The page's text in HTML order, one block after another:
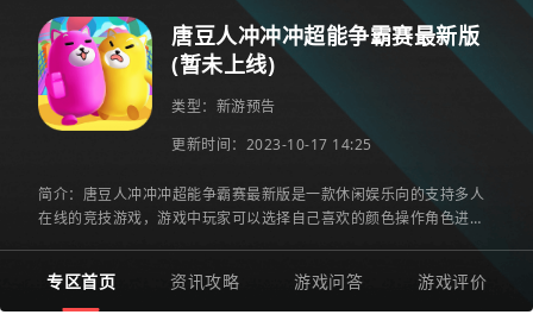
唐豆人冲冲冲超能争霸赛最新版
(暂未上线)
类型： 新游预告
更新时间：2023-10-17 14:25
简介：唐豆人冲冲冲超能争霸赛最新版是一款休闲娱乐向的支持多人
在线的竞技游戏，游戏中玩家可以选择自己喜欢的颜色操作角色进行
专区首页 资讯攻略 游戏问答 游戏评价